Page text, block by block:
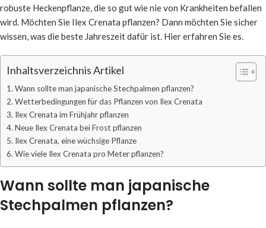
robuste Heckenpflanze, die so gut wie nie von Krankheiten befallen
wird. Möchten Sie Ilex Crenata pflanzen? Dann möchten Sie sicher
wissen, was die beste Jahreszeit dafür ist. Hier erfahren Sie es.
Inhaltsverzeichnis Artikel
Wann sollte man japanische Stechpalmen pflanzen?
Wetterbedingungen für das Pflanzen von Ilex Crenata
Ilex Crenata im Frühjahr pflanzen
Neue Ilex Crenata bei Frost pflanzen
Ilex Crenata, eine wüchsige Pflanze
Wie viele Ilex Crenata pro Meter pflanzen?
Wann sollte man japanische
Stechpalmen pflanzen?